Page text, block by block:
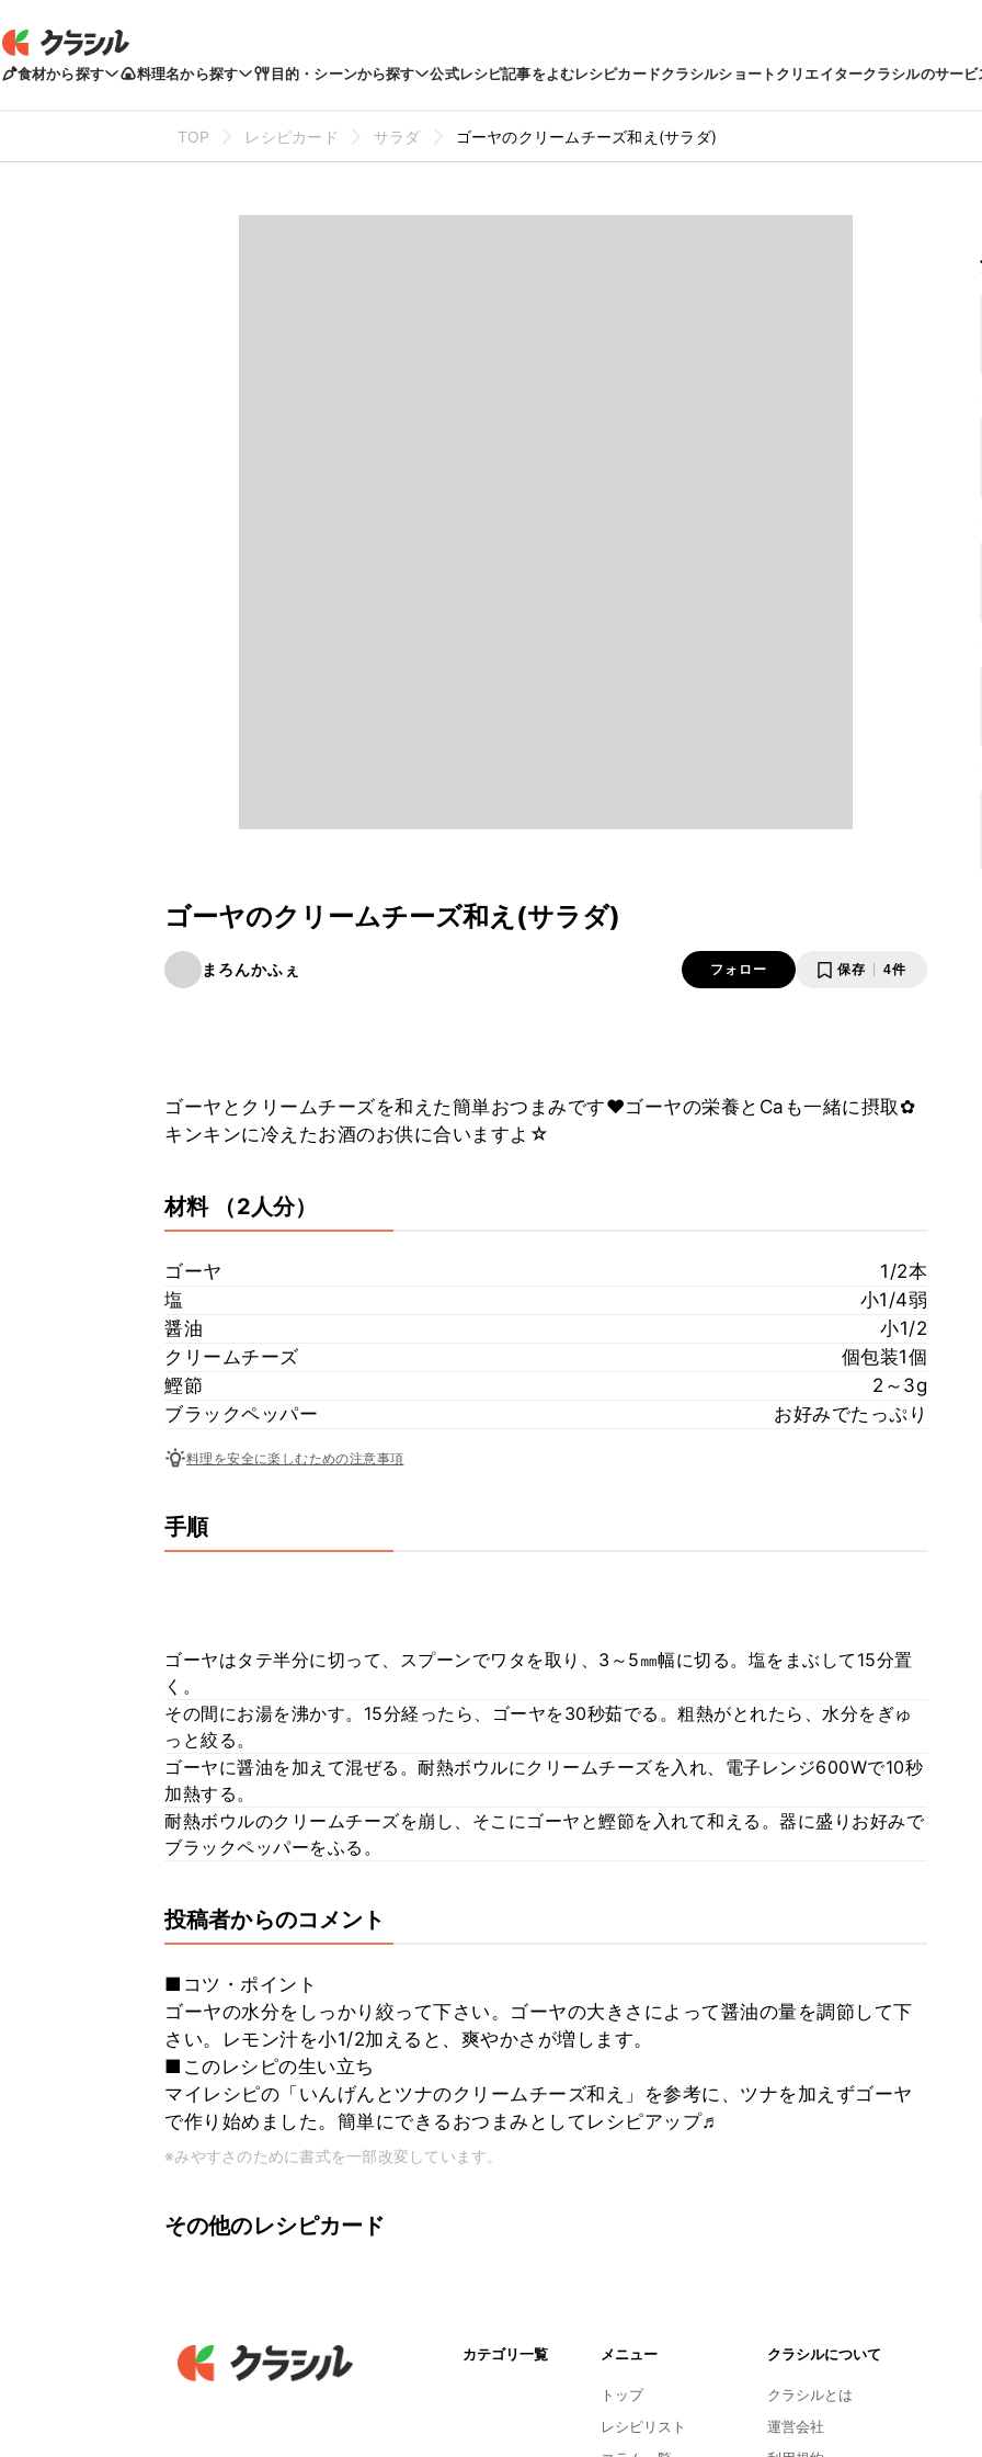
食材から探す 料理名から探す 目的・シーンから探す 公式レシピ記事をよむレシピカードクラシルショートクリエイタークラシルのサービ
TOP レシピカード サラダ ゴーヤのクリームチーズ和え(サラダ)
ゴーヤのクリームチーズ和え(サラダ)
まろんかふぇ フォロー 保存 4件
ゴーヤとクリームチーズを和えた簡単おつまみです❤ゴーヤの栄養とCaも一緒に摂取✿
キンキンに冷えたお酒のお供に合いますよ☆
材料 （2人分）
ゴーヤ
1/2本
塩
小1/4弱
醤油
小1/2
クリームチーズ
個包装1個
鰹節
2～3g
ブラックペッパー
お好みでたっぷり
料理を安全に楽しむための注意事項
手順
ゴーヤはタテ半分に切って、スプーンでワタを取り、3～5㎜幅に切る。塩をまぶして15分置
く。
その間にお湯を沸かす。15分経ったら、ゴーヤを30秒茹でる。粗熱がとれたら、水分をぎゅ
っと絞る。
ゴーヤに醤油を加えて混ぜる。耐熱ボウルにクリームチーズを入れ、電子レンジ600Wで10秒
加熱する。
耐熱ボウルのクリームチーズを崩し、そこにゴーヤと鰹節を入れて和える。器に盛りお好みで
ブラックペッパーをふる。
投稿者からのコメント
■コツ・ポイント
ゴーヤの水分をしっかり絞って下さい。ゴーヤの大きさによって醤油の量を調節して下
さい。レモン汁を小1/2加えると、爽やかさが増します。
■このレシピの生い立ち
マイレシピの「いんげんとツナのクリームチーズ和え」を参考に、ツナを加えずゴーヤ
で作り始めました。簡単にできるおつまみとしてレシピアップ♬
※みやすさのために書式を一部改変しています。
その他のレシピカード
カテゴリ一覧 メニュー
トップ
レシピリスト
クラシルについて
クラシルとは
運営会社